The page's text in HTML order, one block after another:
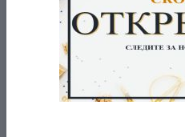
БЕСПЛАТНАЯ
ВОПРОС-ОТВЕТ